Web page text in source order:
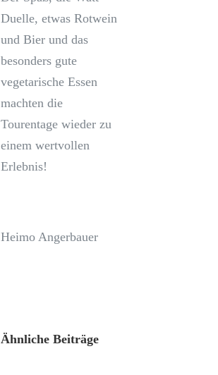
Duelle, etwas Rotwein
und Bier und das
besonders gute
vegetarische Essen
machten die
Tourentage wieder zu
einem wertvollen
Erlebnis!
Heimo Angerbauer
Ähnliche Beiträge